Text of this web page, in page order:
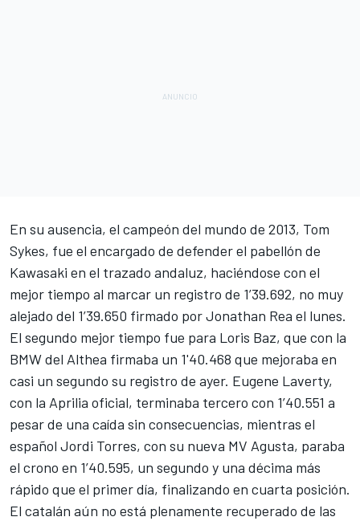
En su ausencia, el campeón del mundo de 2013, Tom
Sykes, fue el encargado de defender el pabellón de
Kawasaki en el trazado andaluz, haciéndose con el
mejor tiempo al marcar un registro de 1’39.692, no muy
alejado del 1’39.650 firmado por Jonathan Rea el lunes.
El segundo mejor tiempo fue para Loris Baz, que con la
BMW del Althea firmaba un 1'40.468 que mejoraba en
casi un segundo su registro de ayer. Eugene Laverty,
con la Aprilia oficial, terminaba tercero con 1’40.551 a
pesar de una caída sin consecuencias, mientras el
español Jordi Torres, con su nueva MV Agusta, paraba
el crono en 1’40.595, un segundo y una décima más
rápido que el primer día, finalizando en cuarta posición.
El catalán aún no está plenamente recuperado de las